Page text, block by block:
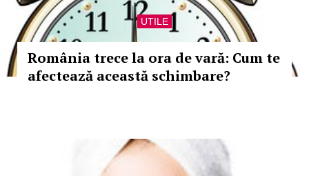
UTILE
România trece la ora de vară: Cum te
afectează această schimbare?